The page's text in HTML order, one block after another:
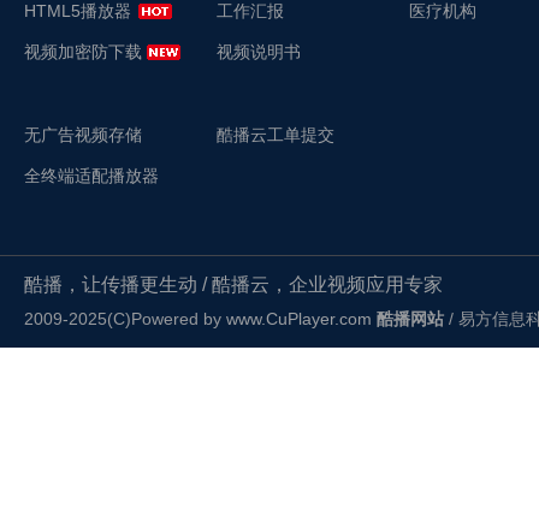
HTML5播放器
视频加密防下载
无广告视频存储
全终端适配播放器
工作汇报
视频说明书
酷播云工单提交
医疗机构
酷播，让传播更生动 / 酷播云，企业视频应用专家
2009-2025(C)Powered by www.CuPlayer.com 酷播网站 / 易方信息